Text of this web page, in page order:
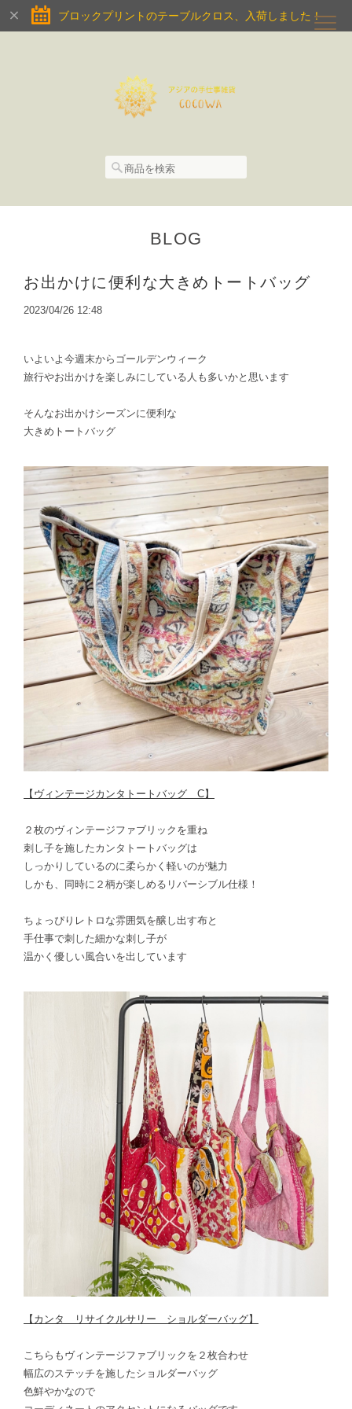
ブロックプリントのテーブルクロス、入荷しました！
BLOG
お出かけに便利な大きめトートバッグ
2023/04/26 12:48
いよいよ今週末からゴールデンウィーク
旅行やお出かけを楽しみにしている人も多いかと思います
そんなお出かけシーズンに便利な
大きめトートバッグ
【ヴィンテージカンタトートバッグ C】
２枚のヴィンテージファブリックを重ね
刺し子を施したカンタトートバッグは
しっかりしているのに柔らかく軽いのが魅力
しかも、同時に２柄が楽しめるリバーシブル仕様！
ちょっぴりレトロな雰囲気を醸し出す布と
手仕事で刺した細かな刺し子が
温かく優しい風合いを出しています
【カンタ リサイクルサリー ショルダーバッグ】
こちらもヴィンテージファブリックを２枚合わせ
幅広のステッチを施したショルダーバッグ
色鮮やかなので